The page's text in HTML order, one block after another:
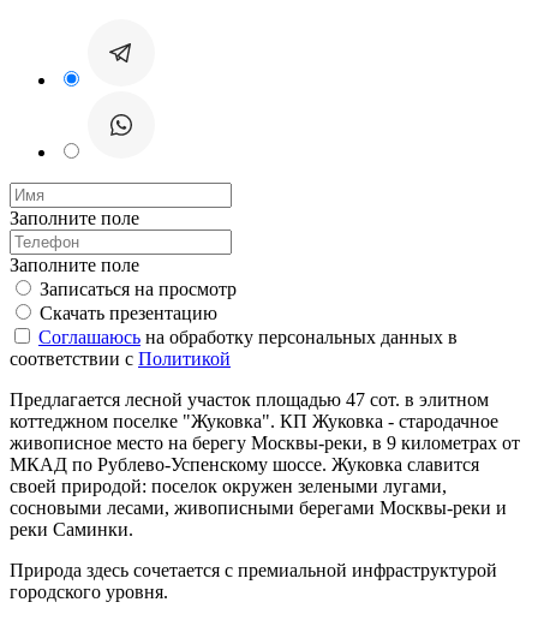
Заполните поле
Заполните поле
Записаться на просмотр
Скачать презентацию
Соглашаюсь на обработку персональных данных в
соответствии с Политикой
Предлагается лесной участок площадью 47 сот. в элитном
коттеджном поселке "Жуковка". КП Жуковка - стародачное
живописное место на берегу Москвы-реки, в 9 километрах от
МКАД по Рублево-Успенскому шоссе. Жуковка славится
своей природой: поселок окружен зелеными лугами,
сосновыми лесами, живописными берегами Москвы-реки и
реки Саминки.
Природа здесь сочетается с премиальной инфраструктурой
городского уровня.